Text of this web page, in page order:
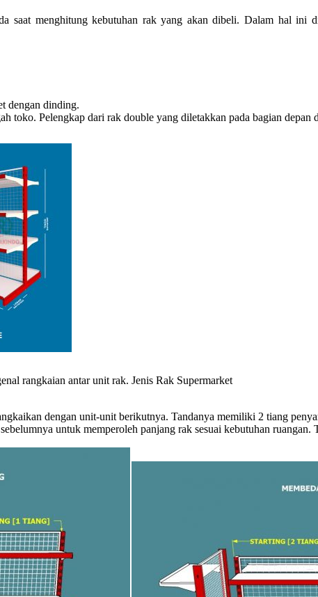
saat menghitung kebutuhan rak yang akan dibeli. Dalam hal ini
dengan dinding.
toko. Pelengkap dari rak double yang diletakkan pada bagian depan
rangkaian antar unit rak. Jenis Rak Supermarket
dengan unit-unit berikutnya. Tandanya memiliki 2 tiang
untuk memperoleh panjang rak sesuai kebutuhan ruangan.